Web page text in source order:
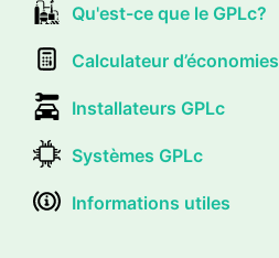
Qu'est-ce que le GPLc?
Calculateur d’économies
Installateurs GPLc
Systèmes GPLc
Informations utiles